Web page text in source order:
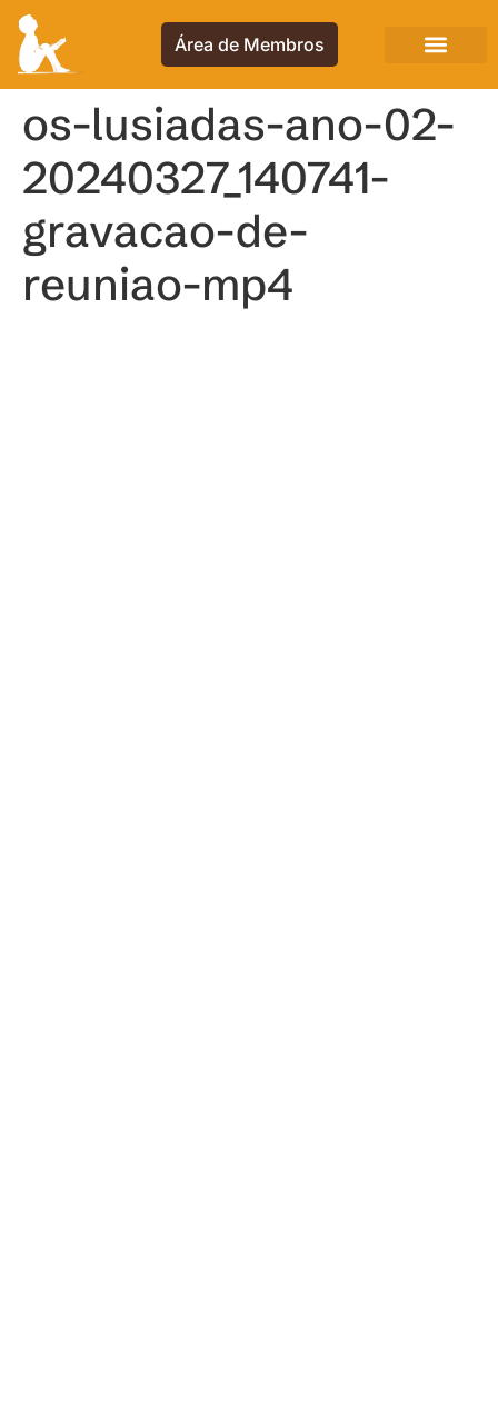
Área de Membros
os-lusiadas-ano-02-
20240327_140741-
gravacao-de-
reuniao-mp4